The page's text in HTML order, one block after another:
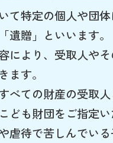
て特定の個人や団
遺贈」といいます。
により、受取人や
ます。
べての財産の受取
ども財団をご指定い
虐待で苦しんでい